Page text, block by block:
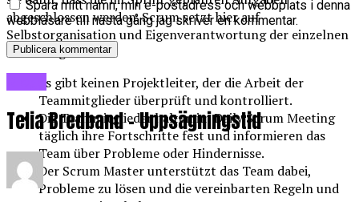
abgeschlossen werden. Scrum setzt hier auf
Selbstorganisation und Eigenverantwortung der einzelnen
Teammitglieder.
Es gibt keinen Projektleiter, der die Arbeit der
Teammitglieder überprüft und kontrolliert.
Die Teammitglieder halten im Daily Scrum Meeting
täglich ihre Fortschritte fest und informieren das
Team über Probleme oder Hindernisse.
Der Scrum Master unterstützt das Team dabei,
Probleme zu lösen und die vereinbarten Regeln und
Spara mitt namn, min e-postadress och webbplats i denna
webbläsare till nästa gång jag skriver en kommentar.
Telia Bredband – Uppsägningstid